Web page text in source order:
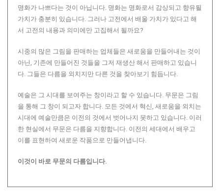
명화가 나쁘다는 것이 아닙니다. 명화는 명화로서 감상되고 향유될
가치가 충분히 있습니다. 그러나 고전에서 배울 가치가 있다고 해
서 고전의 내용과 의미에만 고집해서 될까요?
시중의 많은 그림을 판매하는 업체들은 새로움을 만들어내는 것이
아닌, 기존에 만들어진 것들을 그저 재생산 해서 판매하고 있습니
다. 그들은 다름을 외치지만 다른 것을 찾아보기 힘듭니다.
예술은 그 시대를 보여주는 창이라고 할 수 있습니다. 무문은 그림
을 통해 그 창이 되고자 합니다. 모든 것에서 혁신, 새로움을 외치는
시대에 예술만큼은 이전의 것에서 벗어나지 못하고 있습니다. 이러
한 현실에서 무문은 다름을 지향합니다. 이전의 세대에서 배우고
이를 표현하여 새로운 작품으로 만들어냅니다.
이것이 바로 무문의 다름입니다.